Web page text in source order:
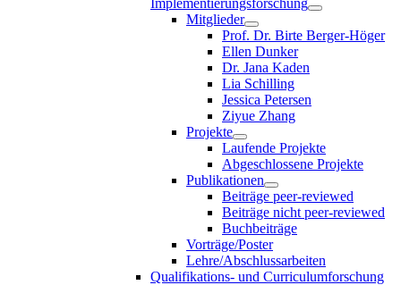
Mitglieder
Prof. Dr. Birte Berger-Höger
Ellen Dunker
Dr. Jana Kaden
Lia Schilling
Jessica Petersen
Ziyue Zhang
Projekte
Laufende Projekte
Abgeschlossene Projekte
Publikationen
Beiträge peer-reviewed
Beiträge nicht peer-reviewed
Buchbeiträge
Vorträge/Poster
Lehre/Abschlussarbeiten
Qualifikations- und Curriculumforschung